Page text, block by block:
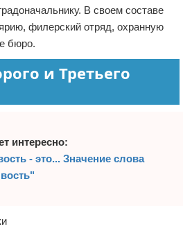
В своем составе
филерский отряд, охранную
бюро.
и Третьего
интересно:
- это... Значение слова